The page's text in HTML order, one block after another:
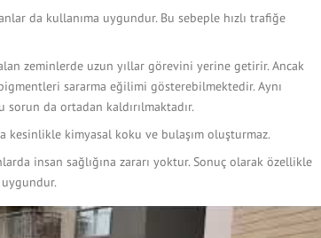
da kullanıma uygundur. Bu sebeple hızlı trafiğe
zeminlerde uzun yıllar görevini yerine getirir. Ancak
sararma eğilimi gösterebilmektedir. Aynı
da ortadan kaldırılmaktadır.
kesinlikle kimyasal koku ve bulaşım oluşturmaz.
insan sağlığına zararı yoktur. Sonuç olarak özellikle
uygundur.